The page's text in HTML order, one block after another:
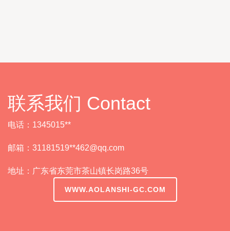
联系我们 Contact
电话：1345015**
邮箱：31181519**462@qq.com
地址：广东省东莞市茶山镇长岗路36号
WWW.AOLANSHI-GC.COM